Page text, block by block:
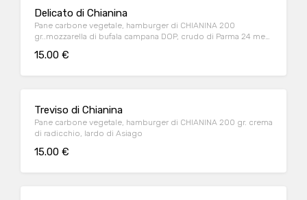
Delicato di Chianina
Pane carbone vegetale, hamburger di CHIANINA 200
gr..mozzarella di bufala campana DOP, crudo di Parma 24 mesi
15.00 €
Treviso di Chianina
Pane carbone vegetale, hamburger di CHIANINA 200 gr. crema
di radicchio, lardo di Asiago
15.00 €